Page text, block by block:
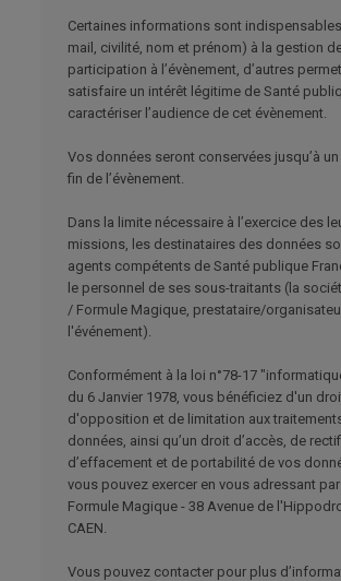
Certaines informations sont
mail, civilité, nom et prénom) à la gestion
participation à l’évènement, d’autres
satisfaire un intérêt légitime de Santé
caractériser l’audience de cet évènement.
Vos données seront conservées jusqu’à
fin de l’évènement.
Dans la limite nécessaire à l’exercice des
missions, les destinataires des données
agents compétents de Santé publique
le personnel de ses sous-traitants (la
/ Formule Magique, prestataire/
l'événement).
Conformément à la loi n°78-17
du 6 Janvier 1978, vous bénéficiez d'un
d'opposition et de limitation aux
données, ainsi qu’un droit d’accès, de
d’effacement et de portabilité de vos
vous pouvez exercer en vous adressant
Formule Magique - 38 Avenue de
CAEN.
Vous pouvez contacter pour plus